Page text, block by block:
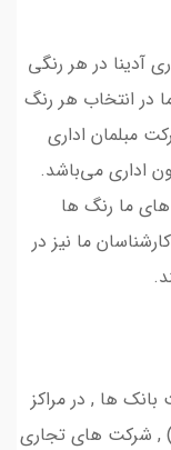
آدینا در هر رنگی
در انتخاب هر رنگ
مبلمان اداری
اداری می‌باشد.
های ما رنگ ها
ما نیز در
ها , در مراکز
, شرکت های تجاری